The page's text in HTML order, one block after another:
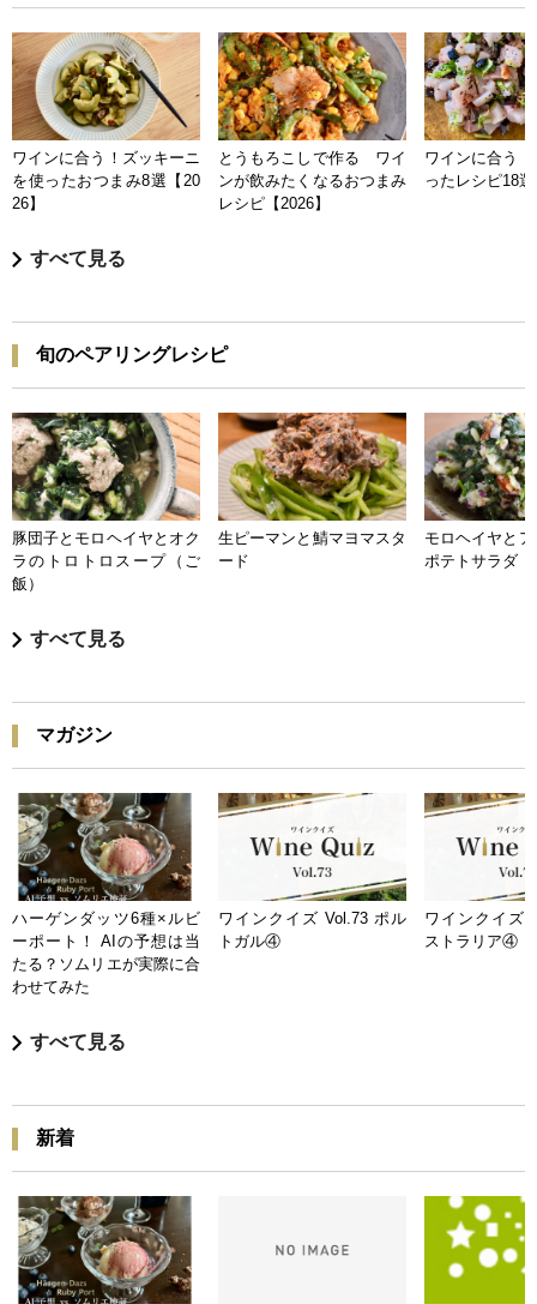
ワインに合う！ズッキーニ
を使ったおつまみ8選【20
26】
とうもろこしで作る ワイ
ンが飲みたくなるおつまみ
レシピ【2026】
ワインに合う
ったレシピ18
すべて見る
旬のペアリングレシピ
豚団子とモロヘイヤとオク
ラのトロトロスープ（ご
飯）
生ピーマンと鯖マヨマスタ
ード
モロヘイヤと
ポテトサラダ
すべて見る
マガジン
ハーゲンダッツ6種×ルビ
ーポート！ AIの予想は当
たる？ソムリエが実際に合
わせてみた
ワインクイズ Vol.73 ポル
トガル④
ワインクイズ
ストラリア④
すべて見る
新着